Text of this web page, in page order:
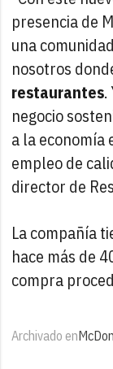
presencia de
una
nosotros
restaurantes.
negocio
a la economía
empleo de
director de
La compañía
hace más de
compra
Archivado en